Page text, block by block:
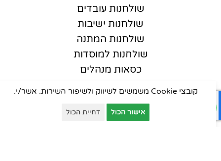
שולחנות עובדים
שולחנות ישיבות
שולחנות המתנה
שולחנות למוסדות
כסאות מנהלים
כסאות עובדים
כסאות סטודנט
קובצי Cookie משמשים לשיווק ולשיפור השירות. אשר/י.
אישור הכול דחיית הכול